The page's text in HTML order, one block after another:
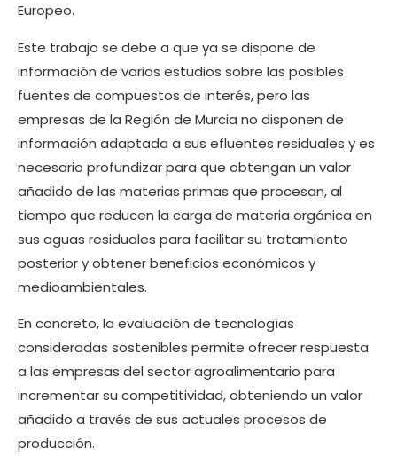
Europeo.
Este trabajo se debe a que ya se dispone de
información de varios estudios sobre las posibles
fuentes de compuestos de interés, pero las
empresas de la Región de Murcia no disponen de
información adaptada a sus efluentes residuales y es
necesario profundizar para que obtengan un valor
añadido de las materias primas que procesan, al
tiempo que reducen la carga de materia orgánica en
sus aguas residuales para facilitar su tratamiento
posterior y obtener beneficios económicos y
medioambientales.
En concreto, la evaluación de tecnologías
consideradas sostenibles permite ofrecer respuesta
a las empresas del sector agroalimentario para
incrementar su competitividad, obteniendo un valor
añadido a través de sus actuales procesos de
producción.